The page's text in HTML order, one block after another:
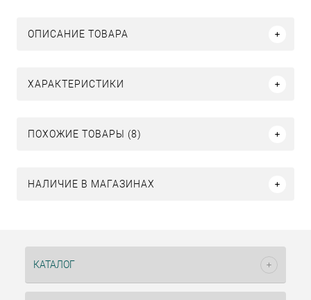
ОПИСАНИЕ ТОВАРА
ХАРАКТЕРИСТИКИ
ПОХОЖИЕ ТОВАРЫ (8)
НАЛИЧИЕ В МАГАЗИНАХ
КАТАЛОГ